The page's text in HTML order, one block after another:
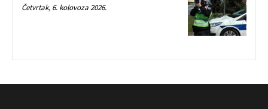
Četvrtak, 6. kolovoza 2026.